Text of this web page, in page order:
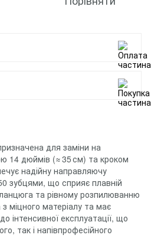
для заміни на
14 дюймів (≈ 35 см) та кроком
надійну направляючу
зубцями, що сприяє плавній
та рівному розпилюванню
міцного матеріалу та має
інтенсивної експлуатації, що
так і напівпрофесійного